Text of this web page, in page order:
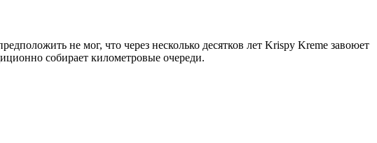
не мог, что через несколько десятков лет Krispy Kreme завоюет
собирает километровые очереди.